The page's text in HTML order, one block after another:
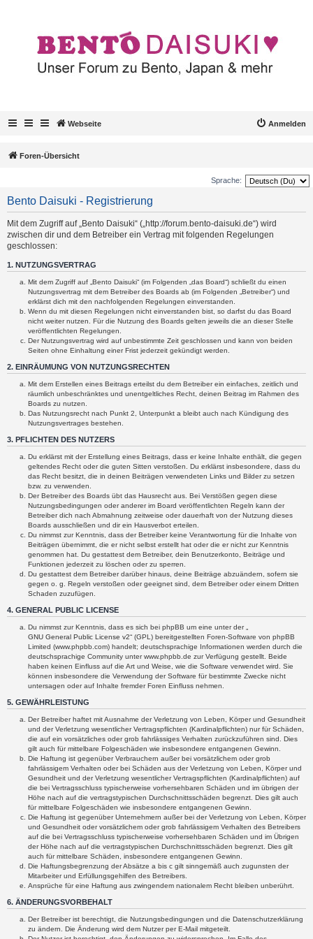
Webseite Anmelden
Foren-Übersicht
Sprache:
Bento Daisuki - Registrierung
Mit dem Zugriff auf „Bento Daisuki“ („http://forum.bento-daisuki.de“) wird
zwischen dir und dem Betreiber ein Vertrag mit folgenden Regelungen
geschlossen:
1. NUTZUNGSVERTRAG
Mit dem Zugriff auf „Bento Daisuki“ (im Folgenden „das Board“) schließt du einen
Nutzungsvertrag mit dem Betreiber des Boards ab (im Folgenden „Betreiber“) und
erklärst dich mit den nachfolgenden Regelungen einverstanden.
Wenn du mit diesen Regelungen nicht einverstanden bist, so darfst du das Board
nicht weiter nutzen. Für die Nutzung des Boards gelten jeweils die an dieser Stelle
veröffentlichten Regelungen.
Der Nutzungsvertrag wird auf unbestimmte Zeit geschlossen und kann von beiden
Seiten ohne Einhaltung einer Frist jederzeit gekündigt werden.
2. EINRÄUMUNG VON NUTZUNGSRECHTEN
Mit dem Erstellen eines Beitrags erteilst du dem Betreiber ein einfaches, zeitlich und
räumlich unbeschränktes und unentgeltliches Recht, deinen Beitrag im Rahmen des
Boards zu nutzen.
Das Nutzungsrecht nach Punkt 2, Unterpunkt a bleibt auch nach Kündigung des
Nutzungsvertrages bestehen.
3. PFLICHTEN DES NUTZERS
Du erklärst mit der Erstellung eines Beitrags, dass er keine Inhalte enthält, die gegen
geltendes Recht oder die guten Sitten verstoßen. Du erklärst insbesondere, dass du
das Recht besitzt, die in deinen Beiträgen verwendeten Links und Bilder zu setzen
bzw. zu verwenden.
Der Betreiber des Boards übt das Hausrecht aus. Bei Verstößen gegen diese
Nutzungsbedingungen oder anderer im Board veröffentlichten Regeln kann der
Betreiber dich nach Abmahnung zeitweise oder dauerhaft von der Nutzung dieses
Boards ausschließen und dir ein Hausverbot erteilen.
Du nimmst zur Kenntnis, dass der Betreiber keine Verantwortung für die Inhalte von
Beiträgen übernimmt, die er nicht selbst erstellt hat oder die er nicht zur Kenntnis
genommen hat. Du gestattest dem Betreiber, dein Benutzerkonto, Beiträge und
Funktionen jederzeit zu löschen oder zu sperren.
Du gestattest dem Betreiber darüber hinaus, deine Beiträge abzuändern, sofern sie
gegen o. g. Regeln verstoßen oder geeignet sind, dem Betreiber oder einem Dritten
Schaden zuzufügen.
4. GENERAL PUBLIC LICENSE
Du nimmst zur Kenntnis, dass es sich bei phpBB um eine unter der „
GNU General Public License v2“ (GPL) bereitgestellten Foren-Software von phpBB
Limited (www.phpbb.com) handelt; deutschsprachige Informationen werden durch die
deutschsprachige Community unter www.phpbb.de zur Verfügung gestellt. Beide
haben keinen Einfluss auf die Art und Weise, wie die Software verwendet wird. Sie
können insbesondere die Verwendung der Software für bestimmte Zwecke nicht
untersagen oder auf Inhalte fremder Foren Einfluss nehmen.
5. GEWÄHRLEISTUNG
Der Betreiber haftet mit Ausnahme der Verletzung von Leben, Körper und Gesundheit
und der Verletzung wesentlicher Vertragspflichten (Kardinalpflichten) nur für Schäden,
die auf ein vorsätzliches oder grob fahrlässiges Verhalten zurückzuführen sind. Dies
gilt auch für mittelbare Folgeschäden wie insbesondere entgangenen Gewinn.
Die Haftung ist gegenüber Verbrauchern außer bei vorsätzlichem oder grob
fahrlässigem Verhalten oder bei Schäden aus der Verletzung von Leben, Körper und
Gesundheit und der Verletzung wesentlicher Vertragspflichten (Kardinalpflichten) auf
die bei Vertragsschluss typischerweise vorhersehbaren Schäden und im übrigen der
Höhe nach auf die vertragstypischen Durchschnittsschäden begrenzt. Dies gilt auch
für mittelbare Folgeschäden wie insbesondere entgangenen Gewinn.
Die Haftung ist gegenüber Unternehmern außer bei der Verletzung von Leben, Körper
und Gesundheit oder vorsätzlichem oder grob fahrlässigem Verhalten des Betreibers
auf die bei Vertragsschluss typischerweise vorhersehbaren Schäden und im Übrigen
der Höhe nach auf die vertragstypischen Durchschnittsschäden begrenzt. Dies gilt
auch für mittelbare Schäden, insbesondere entgangenen Gewinn.
Die Haftungsbegrenzung der Absätze a bis c gilt sinngemäß auch zugunsten der
Mitarbeiter und Erfüllungsgehilfen des Betreibers.
Ansprüche für eine Haftung aus zwingendem nationalem Recht bleiben unberührt.
6. ÄNDERUNGSVORBEHALT
Der Betreiber ist berechtigt, die Nutzungsbedingungen und die Datenschutzerklärung
zu ändern. Die Änderung wird dem Nutzer per E-Mail mitgeteilt.